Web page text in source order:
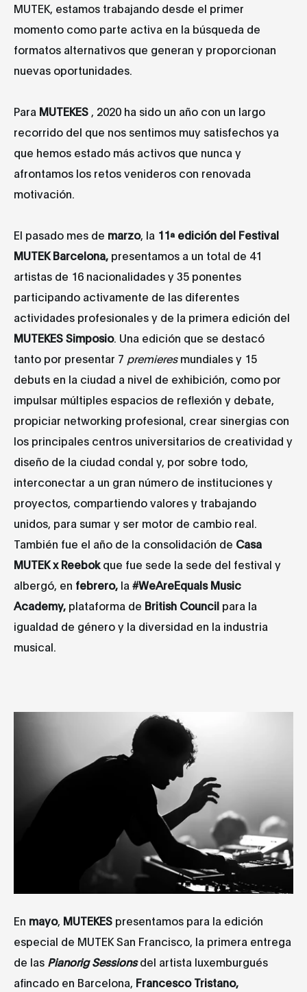
MUTEK, estamos trabajando desde el primer
momento como parte activa en la búsqueda de
formatos alternativos que generan y proporcionan
nuevas oportunidades.
Para MUTEKES , 2020 ha sido un año con un largo
recorrido del que nos sentimos muy satisfechos ya
que hemos estado más activos que nunca y
afrontamos los retos venideros con renovada
motivación.
El pasado mes de marzo, la 11ª edición del Festival
MUTEK Barcelona, presentamos a un total de 41
artistas de 16 nacionalidades y 35 ponentes
participando activamente de las diferentes
actividades profesionales y de la primera edición del
MUTEKESSimposio. Una edición que se destacó
tanto por presentar 7 premieresmundiales y 15
debuts en la ciudad a nivel de exhibición, como por
impulsar múltiples espacios de reflexión y debate,
propiciar networking profesional, crear sinergias con
los principales centros universitarios de creatividad y
diseño de la ciudad condal y, por sobre todo,
interconectar a un gran número de instituciones y
proyectos, compartiendo valores y trabajando
unidos, para sumar y ser motor de cambio real.
También fue el año de la consolidación de Casa
MUTEK x Reebokque fue sede la sede del festival y
albergó, en febrero, la #WeAreEquals Music
Academy, plataforma de British Council para la
igualdad de género y la diversidad en la industria
musical.
En mayo, MUTEKES presentamos para la edición
especial de MUTEK San Francisco, la primera entrega
de las Pianorig Sessionsdel artista luxemburgués
afincado en Barcelona, Francesco Tristano,